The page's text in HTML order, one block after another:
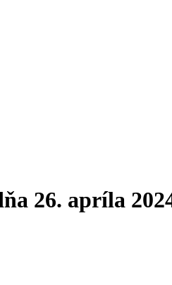
26. apríla